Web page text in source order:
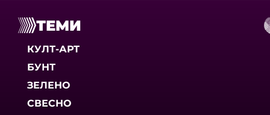
ТЕМИ
КУЛТ-АРТ
БУНТ
ЗЕЛЕНО
СВЕСНО